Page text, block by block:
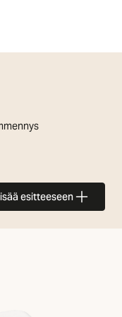
esitteeseen